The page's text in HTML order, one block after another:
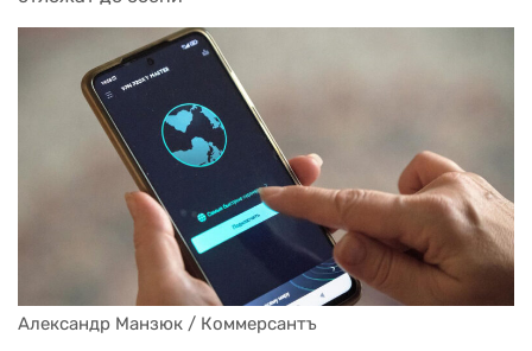
Александр Манзюк / Коммерсантъ